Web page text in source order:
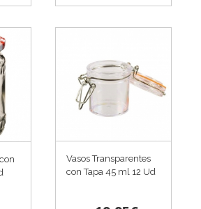
Vasos Transparentes
con Tapa 45 ml 12 Ud